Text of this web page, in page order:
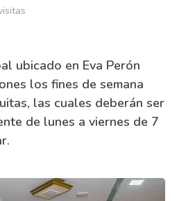
ubicado en Eva Perón
los fines de semana
las cuales deberán ser
de lunes a viernes de 7